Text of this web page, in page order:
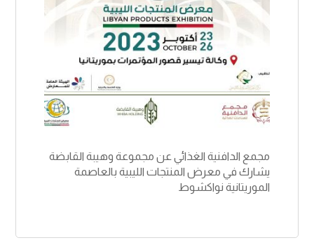
مجمع الدافنية الغذائي عن مجموعة وهيبة القابضة
يشارك في معرض المنتجات الليبية بالعاصمة
الموريتانية نواكشوط